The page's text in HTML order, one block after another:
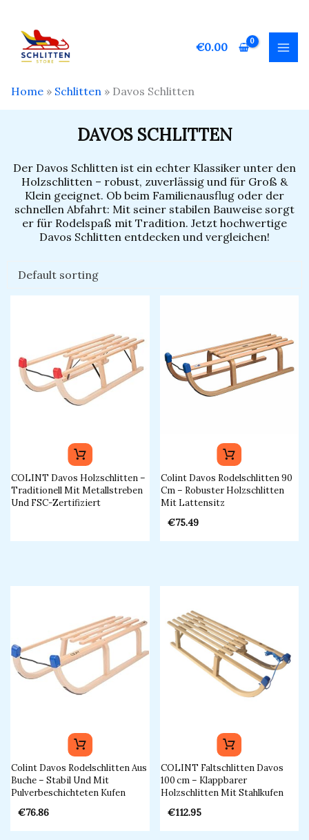
springen
€0.00
Home » Schlitten » Davos Schlitten
DAVOS SCHLITTEN
Der Davos Schlitten ist ein echter Klassiker unter den
Holzschlitten – robust, zuverlässig und für Groß &
Klein geeignet. Ob beim Familienausflug oder der
schnellen Abfahrt: Mit seiner stabilen Bauweise sorgt
er für Rodelspaß mit Tradition. Jetzt hochwertige
Davos Schlitten entdecken und vergleichen!
COLINT Davos Holzschlitten –
Traditionell Mit Metallstreben
Und FSC-Zertifiziert
Colint Davos Rodelschlitten 90
Cm – Robuster Holzschlitten
Mit Lattensitz
€75.49
Colint Davos Rodelschlitten Aus
Buche – Stabil Und Mit
Pulverbeschichteten Kufen
€76.86
COLINT Faltschlitten Davos
100 Cm – Klappbarer
Holzschlitten Mit Stahlkufen
€112.95